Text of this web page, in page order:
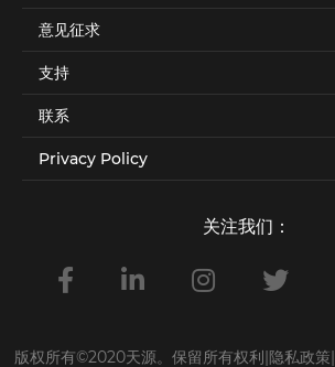
意见征求
支持
联系
Privacy Policy
关注我们：
版权所有©2020天源。保留所有权利|隐私政策|